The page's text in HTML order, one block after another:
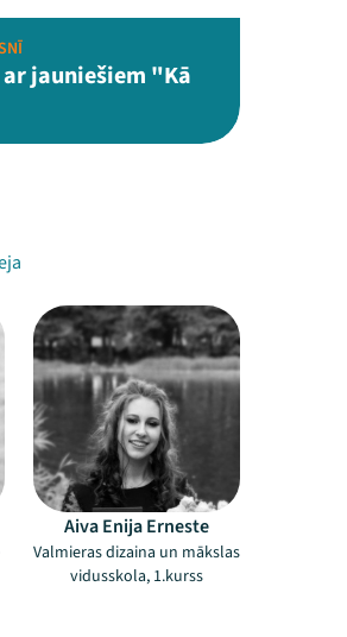
jauniešiem "Kā
Aiva Enija Erneste
Valmieras dizaina un mākslas
vidusskola, 1.kurss